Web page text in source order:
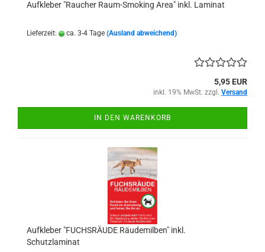
Aufkleber "Raucher Raum-Smoking Area" inkl. Laminat
Lieferzeit: ca. 3-4 Tage (Ausland abweichend)
5,95 EUR
inkl. 19% MwSt. zzgl. Versand
IN DEN WARENKORB
Aufkleber "FUCHSRÄUDE Räudemilben" inkl.
Schutzlaminat